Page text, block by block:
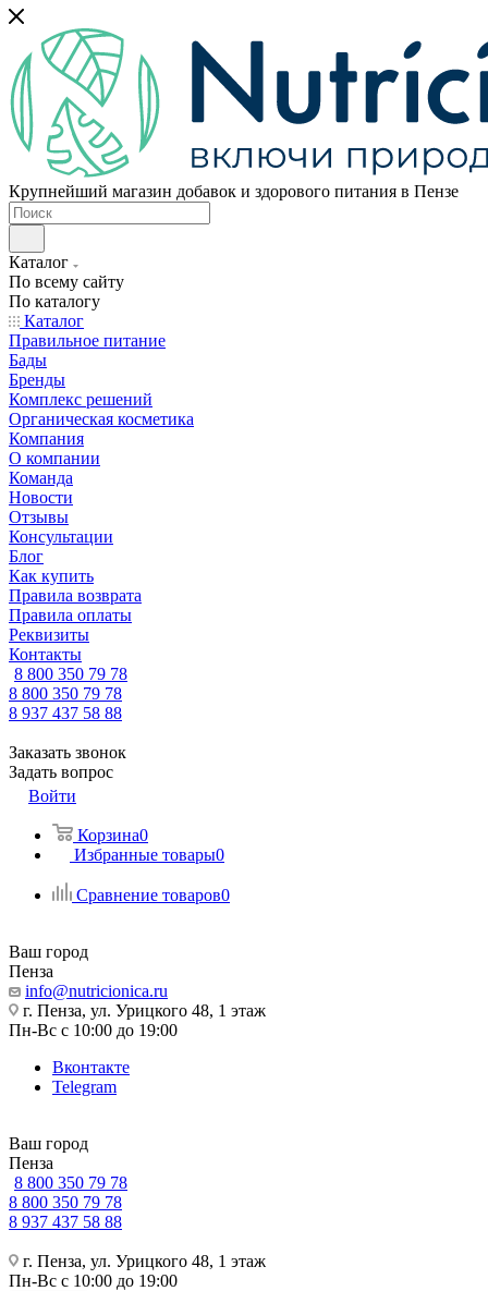
Крупнейший магазин добавок и здорового питания в Пензе
Каталог
По всему сайту
По каталогу
Каталог
Правильное питание
Бады
Бренды
Комплекс решений
Органическая косметика
Компания
О компании
Команда
Новости
Отзывы
Консультации
Блог
Как купить
Правила возврата
Правила оплаты
Реквизиты
Контакты
8 800 350 79 78
8 800 350 79 78
8 937 437 58 88
Заказать звонок
Задать вопрос
Войти
Корзина0
Избранные товары0
Сравнение товаров0
Ваш город
Пенза
info@nutricionica.ru
г. Пенза, ул. Урицкого 48, 1 этаж
Пн-Вс с 10:00 до 19:00
Вконтакте
Telegram
Ваш город
Пенза
8 800 350 79 78
8 800 350 79 78
8 937 437 58 88
г. Пенза, ул. Урицкого 48, 1 этаж
Пн-Вс с 10:00 до 19:00